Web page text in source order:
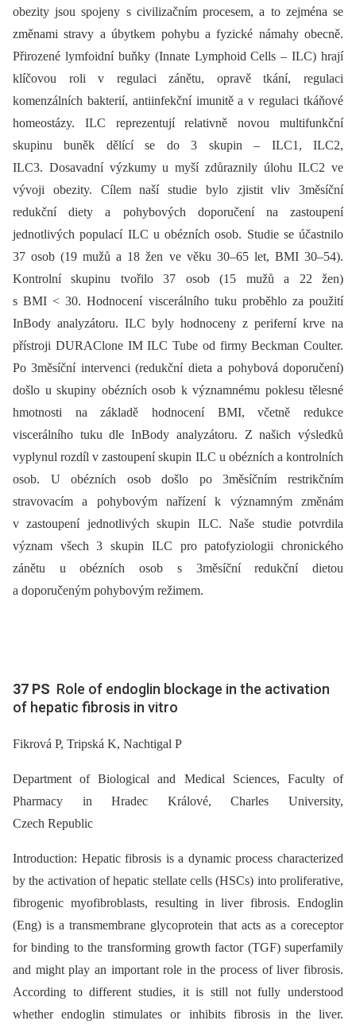
obezity jsou spojeny s civilizačním procesem, a to zejména se
změnami stravy a úbytkem pohybu a fyzické námahy obecně.
Přirozené lymfoidní buňky (Innate Lymphoid Cells –⁠ ILC) hrají
klíčovou roli v regulaci zánětu, opravě tkání, regulaci
komenzálních bakterií, antiinfekční imunitě a v regulaci tkáňové
homeostázy. ILC reprezentují relativně novou multifunkční
skupinu buněk dělící se do 3 skupin –⁠ ILC1, ILC2,
ILC3. Dosavadní výzkumy u myší zdůraznily úlohu ILC2 ve
vývoji obezity. Cílem naší studie bylo zjistit vliv 3měsíční
redukční diety a pohybových doporučení na zastoupení
jednotlivých populací ILC u obézních osob. Studie se účastnilo
37 osob (19 mužů a 18 žen ve věku 30–65 let, BMI 30–54).
Kontrolní skupinu tvořilo 37 osob (15 mužů a 22 žen)
s BMI < 30. Hodnocení viscerálního tuku proběhlo za použití
InBody analyzátoru. ILC byly hodnoceny z periferní krve na
přístroji DURAClone IM ILC Tube od firmy Beckman Coulter.
Po 3měsíční intervenci (redukční dieta a pohybová doporučení)
došlo u skupiny obézních osob k významnému poklesu tělesné
hmotnosti na základě hodnocení BMI, včetně redukce
viscerálního tuku dle InBody analyzátoru. Z našich výsledků
vyplynul rozdíl v zastoupení skupin ILC u obézních a kontrolních
osob. U obézních osob došlo po 3měsíčním restrikčním
stravovacím a pohybovým nařízení k významným změnám
v zastoupení jednotlivých skupin ILC. Naše studie potvrdila
význam všech 3 skupin ILC pro patofyziologii chronického
zánětu u obézních osob s 3měsíční redukční dietou
a doporučeným pohybovým režimem.
37 PS Role of endoglin blockage in the activation
of hepatic fibrosis in vitro
Fikrová P, Tripská K, Nachtigal P
Department of Biological and Medical Sciences, Faculty of
Pharmacy in Hradec Králové, Charles University,
Czech Republic
Introduction: Hepatic fibrosis is a dynamic process characterized
by the activation of hepatic stellate cells (HSCs) into proliferative,
fibrogenic myofibroblasts, resulting in liver fibrosis. Endoglin
(Eng) is a transmembrane glycoprotein that acts as a coreceptor
for binding to the transforming growth factor (TGF) superfamily
and might play an important role in the process of liver fibrosis.
According to different studies, it is still not fully understood
whether endoglin stimulates or inhibits fibrosis in the liver.